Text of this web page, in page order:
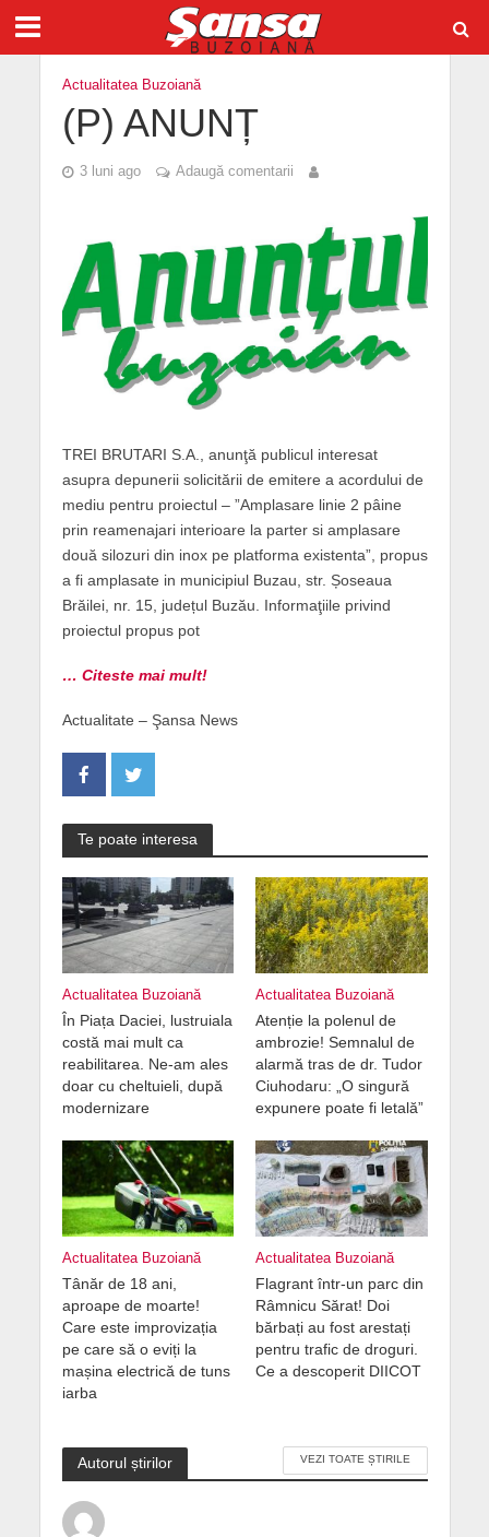
Actualitatea Buzoiană
(P) ANUNȚ
3 luni ago Adaugă comentarii
TREI BRUTARI S.A., anunţă publicul interesat
asupra depunerii solicitării de emitere a acordului de
mediu pentru proiectul – ”Amplasare linie 2 pâine
prin reamenajari interioare la parter si amplasare
două silozuri din inox pe platforma existenta”, propus
a fi amplasate in municipiul Buzau, str. Șoseaua
Brăilei, nr. 15, județul Buzău. Informaţiile privind
proiectul propus pot
… Citeste mai mult!
Actualitate – Şansa News
Te poate interesa
Actualitatea Buzoiană
În Piața Daciei, lustruiala
costă mai mult ca
reabilitarea. Ne-am ales
doar cu cheltuieli, după
modernizare
Actualitatea Buzoiană
Atenție la polenul de
ambrozie! Semnalul de
alarmă tras de dr. Tudor
Ciuhodaru: „O singură
expunere poate fi letală”
Actualitatea Buzoiană
Tânăr de 18 ani,
aproape de moarte!
Care este improvizația
pe care să o eviți la
mașina electrică de tuns
iarba
Actualitatea Buzoiană
Flagrant într-un parc din
Râmnicu Sărat! Doi
bărbați au fost arestați
pentru trafic de droguri.
Ce a descoperit DIICOT
Autorul știrilor VEZI TOATE ȘTIRILE